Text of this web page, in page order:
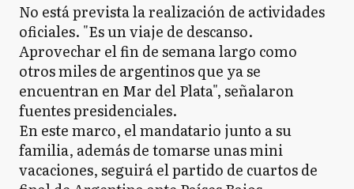
No está prevista la realización de actividades
oficiales. "Es un viaje de descanso.
Aprovechar el fin de semana largo como
otros miles de argentinos que ya se
encuentran en Mar del Plata", señalaron
fuentes presidenciales.
En este marco, el mandatario junto a su
familia, además de tomarse unas mini
vacaciones, seguirá el partido de cuartos de